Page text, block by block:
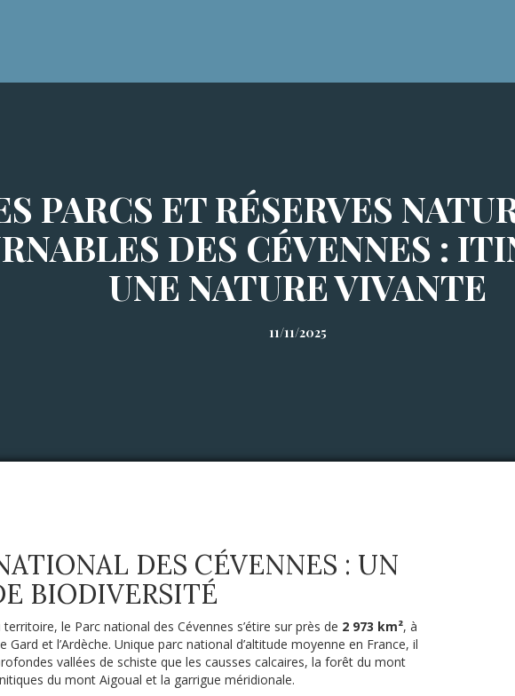
PARCS ET RÉSERVES
DES CÉVENNES :
UNE NATURE VIVANTE
11/11/2025
DES CÉVENNES : UN
BIODIVERSITÉ
le Parc national des Cévennes s’étire sur près de 2 973 km², à
Gard et l’Ardèche. Unique parc national d’altitude moyenne en France, il
vallées de schiste que les causses calcaires, la forêt du mont
du mont Aigoual et la garrigue méridionale.